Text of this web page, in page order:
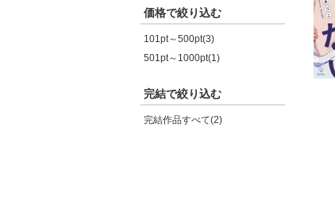
価格で絞り込む
101pt～500pt(3)
501pt～1000pt(1)
完結で絞り込む
完結作品すべて(2)